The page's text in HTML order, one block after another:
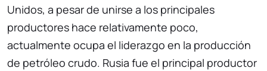
Unidos, a pesar de unirse a los principales
productores hace relativamente poco,
actualmente ocupa el liderazgo en la producción
de petróleo crudo. Rusia fue el principal productor